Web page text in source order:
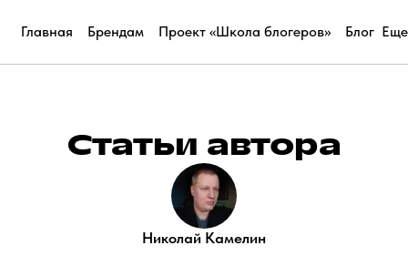
Главная Брендам Проект «Школа блогеров» Блог Еще
Статьи автора
Николай Камелин